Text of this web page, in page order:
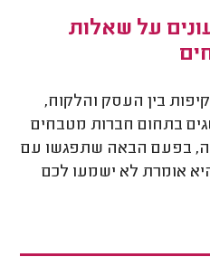
על שאלות
בין העסק והלקוח,
בתחום חברות מטבחים
בפעם הבאה שתפגשו עם
אומרת לא ישמעו לכם